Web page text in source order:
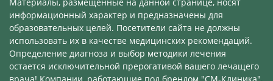
информационный характер и предназначены для
образовательных целей. Посетители сайта не должны
использовать их в качестве медицинских рекомендаций.
Определение диагноза и выбор методики лечения
остается исключительной прерогативой вашего лечащего
врача! Компании, работающие под брендом "СМ-Клиника",